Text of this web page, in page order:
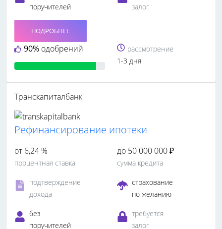
поручителей
залог
90% одобрений
ПОДРОБНЕЕ
рассмотрение
1-3 дня
Транскапиталбанк
Рефинансирование ипотеки
от 6,24 %
процентная ставка
до 50 000 000 ₽
сумма кредита
подтверждение
дохода
страхование
по желанию
без
поручителей
требуется
залог